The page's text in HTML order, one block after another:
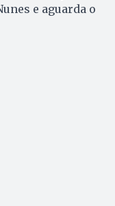
e aguarda o